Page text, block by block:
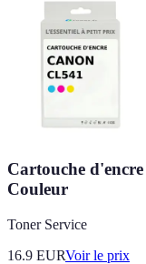
Cartouche
Couleur
Toner Service
16.9 EURVoir le prix